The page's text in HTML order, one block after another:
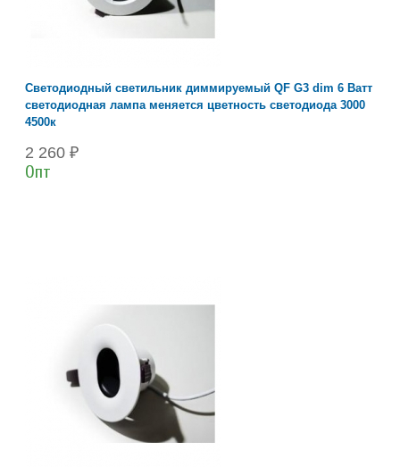
Светодиодный светильник диммируемый QF G3 dim 6 Ватт
светодиодная лампа меняется цветность светодиода 3000
4500к
2 260 ₽
Опт